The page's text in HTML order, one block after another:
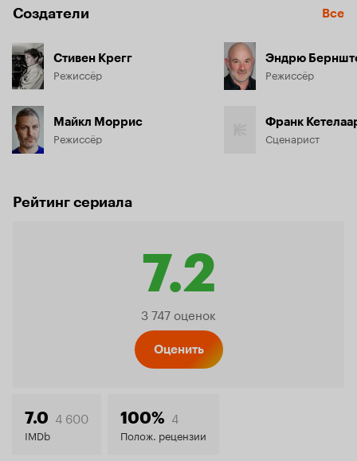
Создатели Все
Стивен Крегг
Режиссёр
Майкл Моррис
Режиссёр
Эндрю
Режиссёр
Франк
Сценарист
Рейтинг сериала
7.2
Рейтинг
7.2
3 747 оценок
Оценить
7.0 4 600
IMDb
100% 4
Полож. рецензии